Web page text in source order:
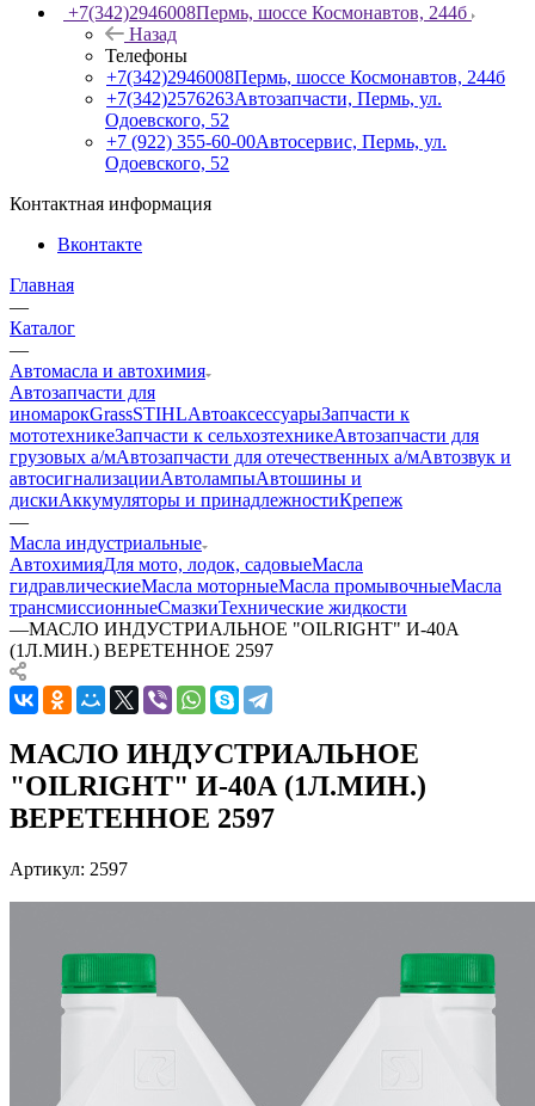
+7(342)2946008Пермь, шоссе Космонавтов, 244б
Назад
Телефоны
+7(342)2946008Пермь, шоссе Космонавтов, 244б
+7(342)2576263Автозапчасти, Пермь, ул.
Одоевского, 52
+7 (922) 355-60-00Автосервис, Пермь, ул.
Одоевского, 52
Контактная информация
Вконтакте
Главная
—
Каталог
—
Автомасла и автохимия
Автозапчасти для
иномарокGrassSTIHLАвтоаксессуарыЗапчасти к
мототехникеЗапчасти к сельхозтехникеАвтозапчасти для
грузовых а/мАвтозапчасти для отечественных а/мАвтозвук и
автосигнализацииАвтолампыАвтошины и
дискиАккумуляторы и принадлежностиКрепеж
—
Масла индустриальные
АвтохимияДля мото, лодок, садовыеМасла
гидравлическиеМасла моторныеМасла промывочныеМасла
трансмиссионныеСмазкиТехнические жидкости
—МАСЛО ИНДУСТРИАЛЬНОЕ "OILRIGHT" И-40А
(1Л.МИН.) ВЕРЕТЕННОЕ 2597
МАСЛО ИНДУСТРИАЛЬНОЕ
"OILRIGHT" И-40А (1Л.МИН.)
ВЕРЕТЕННОЕ 2597
Артикул: 2597